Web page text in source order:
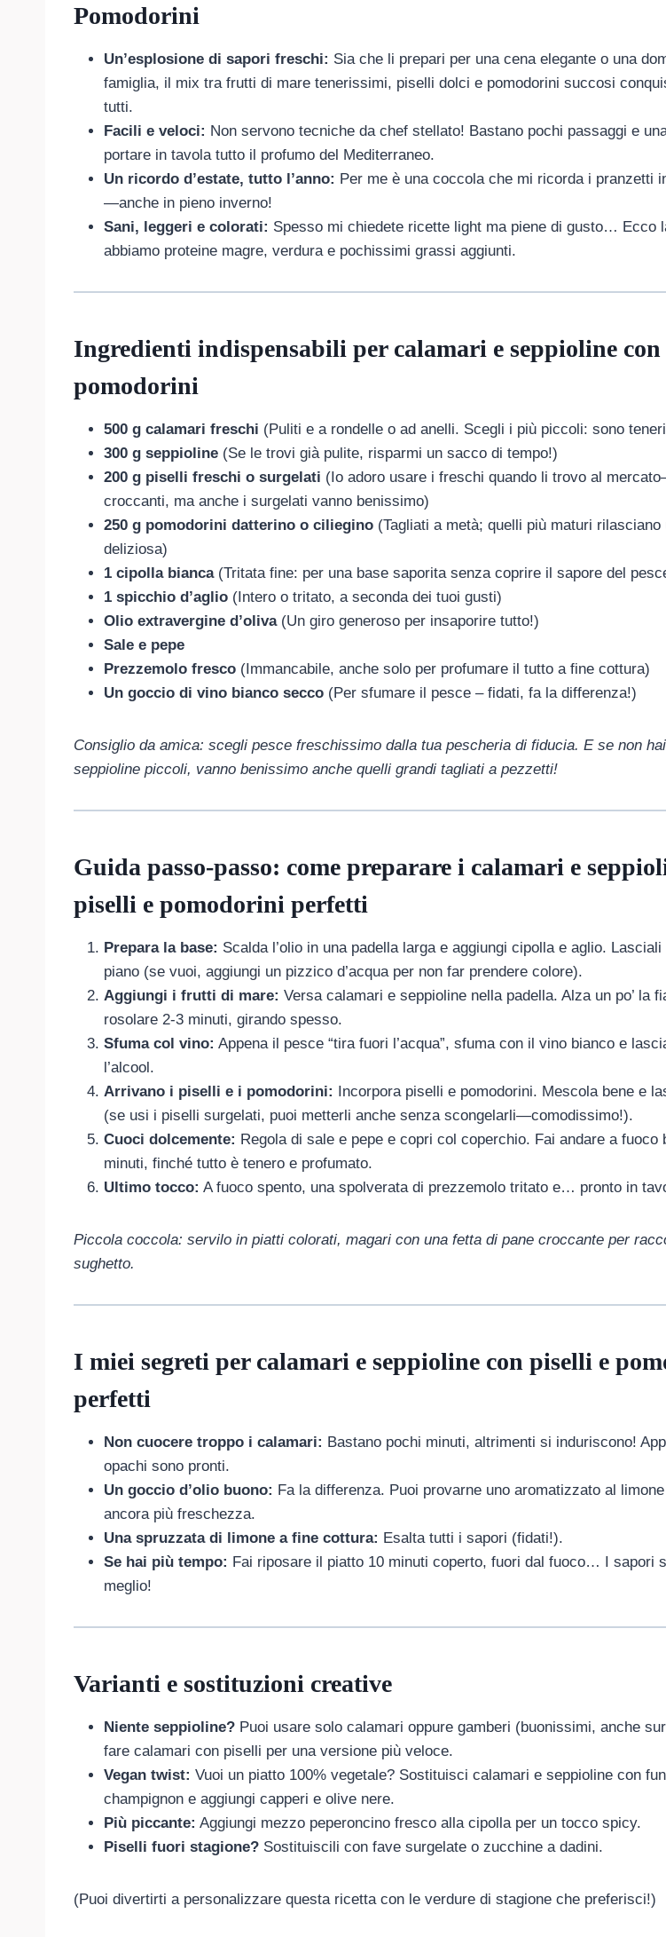
Pomodorini
Un’esplosione di sapori freschi: Sia che li prepari per una cena elegante o una
famiglia, il mix tra frutti di mare tenerissimi, piselli dolci e pomodorini succosi
tutti.
Facili e veloci: Non servono tecniche da chef stellato! Bastano pochi passaggi e
portare in tavola tutto il profumo del Mediterraneo.
Un ricordo d’estate, tutto l’anno: Per me è una coccola che mi ricorda i pranzetti
—anche in pieno inverno!
Sani, leggeri e colorati: Spesso mi chiedete ricette light ma piene di gusto… Ecco
abbiamo proteine magre, verdura e pochissimi grassi aggiunti.
Ingredienti indispensabili per calamari e seppioline
pomodorini
500 g calamari freschi (Puliti e a rondelle o ad anelli. Scegli i più piccoli: sono
300 g seppioline (Se le trovi già pulite, risparmi un sacco di tempo!)
200 g piselli freschi o surgelati (Io adoro usare i freschi quando li trovo al
croccanti, ma anche i surgelati vanno benissimo)
250 g pomodorini datterino o ciliegino (Tagliati a metà; quelli più maturi rilasciano
deliziosa)
1 cipolla bianca(Tritata fine: per una base saporita senza coprire il sapore del
1 spicchio d’aglio (Intero o tritato, a seconda dei tuoi gusti)
Olio extravergine d’oliva(Un giro generoso per insaporire tutto!)
Sale e pepe
Prezzemolo fresco (Immancabile, anche solo per profumare il tutto a fine cottura)
Un goccio di vino bianco secco (Per sfumare il pesce – fidati, fa la differenza!)
Consiglio da amica: scegli pesce freschissimo dalla tua pescheria di fiducia. E se non
seppioline piccoli, vanno benissimo anche quelli grandi tagliati a pezzetti!
Guida passo-passo: come preparare i calamari e
piselli e pomodorini perfetti
Prepara la base: Scalda l’olio in una padella larga e aggiungi cipolla e aglio.
piano (se vuoi, aggiungi un pizzico d’acqua per non far prendere colore).
Aggiungi i frutti di mare: Versa calamari e seppioline nella padella. Alza un po’ la
rosolare 2-3 minuti, girando spesso.
Sfuma col vino: Appena il pesce “tira fuori l’acqua”, sfuma con il vino bianco e
l’alcool.
Arrivano i piselli e i pomodorini: Incorpora piselli e pomodorini. Mescola bene e
(se usi i piselli surgelati, puoi metterli anche senza scongelarli—comodissimo!).
Cuoci dolcemente: Regola di sale e pepe e copri col coperchio. Fai andare a fuoco
minuti, finché tutto è tenero e profumato.
Ultimo tocco: A fuoco spento, una spolverata di prezzemolo tritato e… pronto in
Piccola coccola: servilo in piatti colorati, magari con una fetta di pane croccante per
sughetto.
I miei segreti per calamari e seppioline con piselli e
perfetti
Non cuocere troppo i calamari: Bastano pochi minuti, altrimenti si induriscono!
opachi sono pronti.
Un goccio d’olio buono: Fa la differenza. Puoi provarne uno aromatizzato al
ancora più freschezza.
Una spruzzata di limone a fine cottura: Esalta tutti i sapori (fidati!).
Se hai più tempo: Fai riposare il piatto 10 minuti coperto, fuori dal fuoco… I sapori
meglio!
Varianti e sostituzioni creative
Niente seppioline? Puoi usare solo calamari oppure gamberi (buonissimi, anche
fare calamari con piselli per una versione più veloce.
Vegan twist: Vuoi un piatto 100% vegetale? Sostituisci calamari e seppioline con
champignon e aggiungi capperi e olive nere.
Più piccante: Aggiungi mezzo peperoncino fresco alla cipolla per un tocco spicy.
Piselli fuori stagione? Sostituiscili con fave surgelate o zucchine a dadini.
(Puoi divertirti a personalizzare questa ricetta con le verdure di stagione che preferisci!)